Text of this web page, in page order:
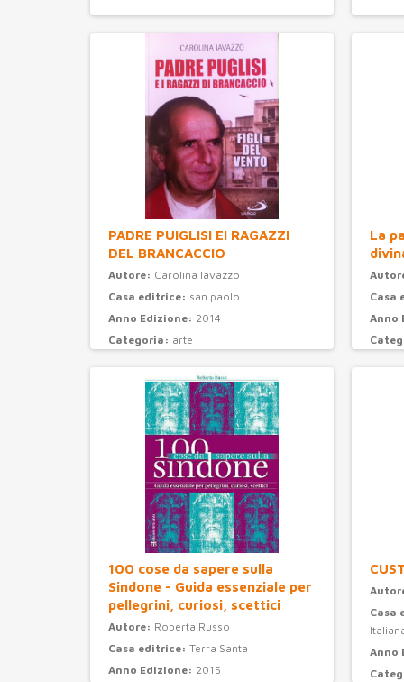
PADRE PUIGLISI EI RAGAZZI
DEL BRANCACCIO
Autore: Carolina Iavazzo
Casa editrice: san paolo
Anno Edizione: 2014
Categoria: arte
La
Casa
Anno
100 cose da sapere sulla
Sindone - Guida essenziale per
pellegrini, curiosi, scettici
Autore: Roberta Russo
Casa editrice: Terra Santa
Anno Edizione: 2015
Casa
Anno